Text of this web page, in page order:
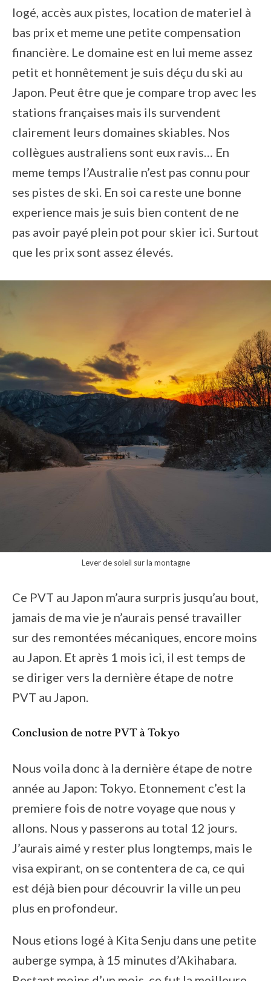
logé, accès aux pistes, location de materiel à
bas prix et meme une petite compensation
financière. Le domaine est en lui meme assez
petit et honnêtement je suis déçu du ski au
Japon. Peut être que je compare trop avec les
stations françaises mais ils survendent
clairement leurs domaines skiables. Nos
collègues australiens sont eux ravis… En
meme temps l’Australie n’est pas connu pour
ses pistes de ski. En soi ca reste une bonne
experience mais je suis bien content de ne
pas avoir payé plein pot pour skier ici. Surtout
que les prix sont assez élevés.
Lever de soleil sur la montagne
Ce PVT au Japon m’aura surpris jusqu’au bout,
jamais de ma vie je n’aurais pensé travailler
sur des remontées mécaniques, encore moins
au Japon. Et après 1 mois ici, il est temps de
se diriger vers la dernière étape de notre
PVT au Japon.
Conclusion de notre PVT à Tokyo
Nous voila donc à la dernière étape de notre
année au Japon: Tokyo. Etonnement c’est la
premiere fois de notre voyage que nous y
allons. Nous y passerons au total 12 jours.
J’aurais aimé y rester plus longtemps, mais le
visa expirant, on se contentera de ca, ce qui
est déjà bien pour découvrir la ville un peu
plus en profondeur.
Nous etions logé à Kita Senju dans une petite
auberge sympa, à 15 minutes d’Akihabara.